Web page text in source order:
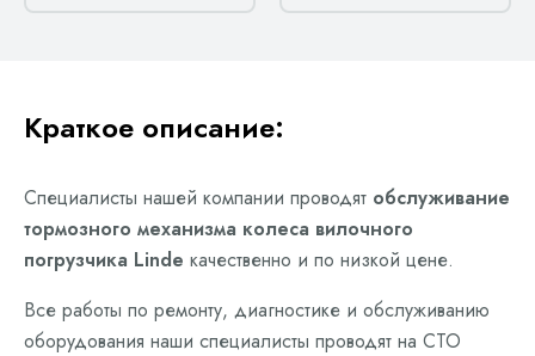
Краткое описание:
Специалисты нашей компании проводят обслуживание
тормозного механизма колеса вилочного
погрузчика Linde качественно и по низкой цене.
Все работы по ремонту, диагностике и обслуживанию
оборудования наши специалисты проводят на СТО